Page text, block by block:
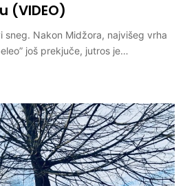
(VIDEO)
sneg. Nakon Midžora, najvišeg vrha
još prekjuče, jutros je…